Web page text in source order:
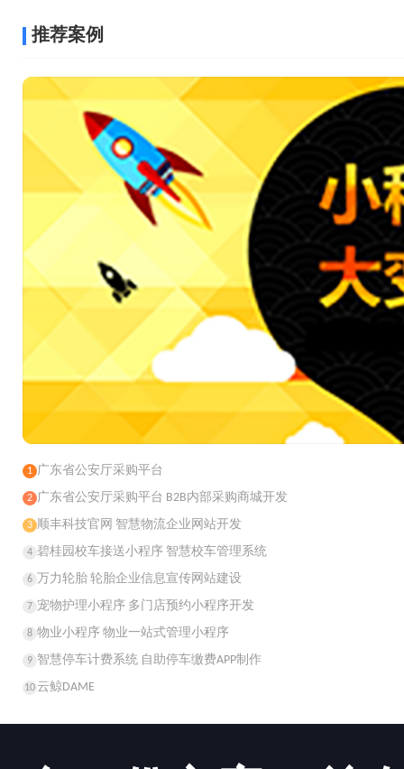
推荐案例
1 广东省公安厅采购平台
2 广东省公安厅采购平台 B2B内部采购商城开发
3 顺丰科技官网 智慧物流企业网站开发
4 碧桂园校车接送小程序 智慧校车管理系统
6 万力轮胎 轮胎企业信息宣传网站建设
7 宠物护理小程序 多门店预约小程序开发
8 物业小程序 物业一站式管理小程序
9 智慧停车计费系统 自助停车缴费APP制作
10 云鲸DAME